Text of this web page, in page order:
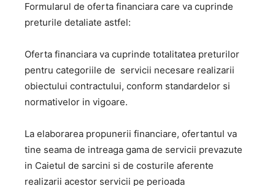
Formularul de oferta financiara care va cuprinde
preturile detaliate astfel:
Oferta financiara va cuprinde totalitatea preturilor
pentru categoriile de servicii necesare realizarii
obiectului contractului, conform standardelor si
normativelor in vigoare.
La elaborarea propunerii financiare, ofertantul va
tine seama de intreaga gama de servicii prevazute
in Caietul de sarcini si de costurile aferente
realizarii acestor servicii pe perioada